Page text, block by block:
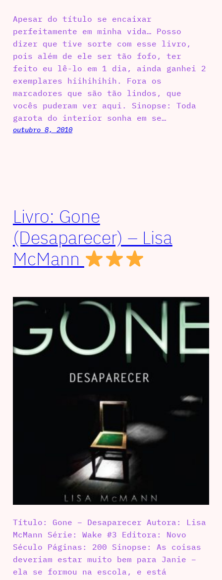
Apesar do título se encaixar
perfeitamente em minha vida… Posso
dizer que tive sorte com esse livro,
pois além de ele ser tão fofo, ter
feito eu lê-lo em 1 dia, ainda ganhei 2
exemplares hiihihihih. Fora os
marcadores que são tão lindos, que
vocês puderam ver aqui. Sinopse: Toda
garota do interior sonha em se…
outubro 8, 2010
Livro: Gone
(Desaparecer) – Lisa
McMann
Título: Gone – Desaparecer Autora: Lisa
McMann Série: Wake #3 Editora: Novo
Século Páginas: 200 Sinopse: As coisas
deveriam estar muito bem para Janie –
ela se formou na escola, e está